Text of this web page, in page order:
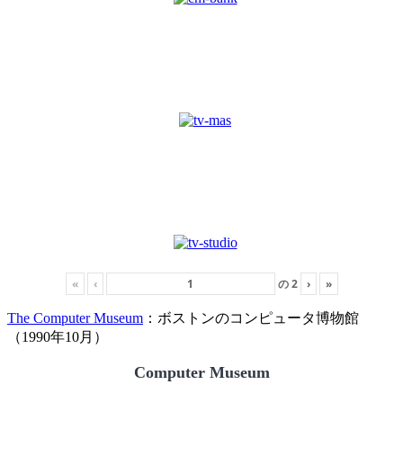
« ‹ の2 › »
The Computer Museum ：ボストンのコンピュータ博物館
（1990年10月）
Computer Museum